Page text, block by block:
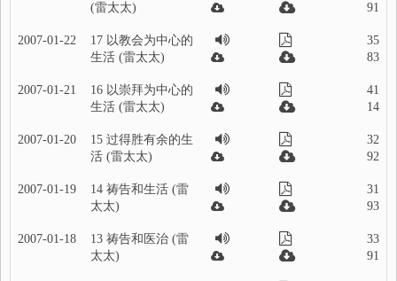
(雷太太)
91
2007-01-22
17 以教会为中心的
生活 (雷太太)
35
83
2007-01-21
16 以崇拜为中心的
生活 (雷太太)
41
14
2007-01-20
15 过得胜有余的生
活 (雷太太)
32
92
2007-01-19
14 祷告和生活 (雷
太太)
31
93
2007-01-18
13 祷告和医治 (雷
太太)
33
91